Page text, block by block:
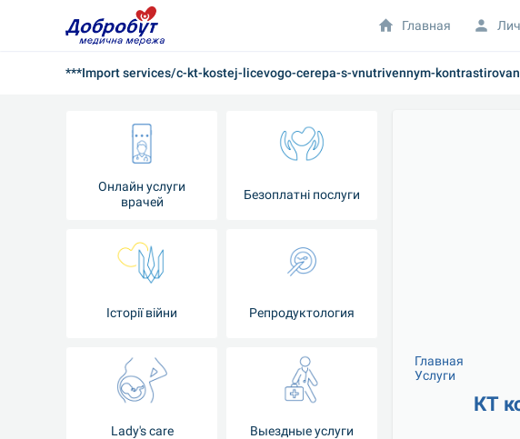
***Import services/c-kt-kostej-licevogo-cerepa-s-vnutrivennym-
Онлайн услуги
врачей
Безоплатні послуги
Iсторії війни Репродуктология
Lady's care Выездные услуги
Главная
Услуги
КТ
Главная